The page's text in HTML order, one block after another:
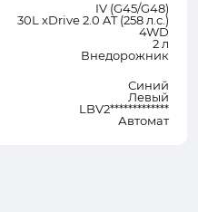
IV (G45/G48)
30L xDrive 2.0 AT (258 л.с.)
4WD
2 л
Внедорожник
Синий
Левый
LBV2*************
Автомат